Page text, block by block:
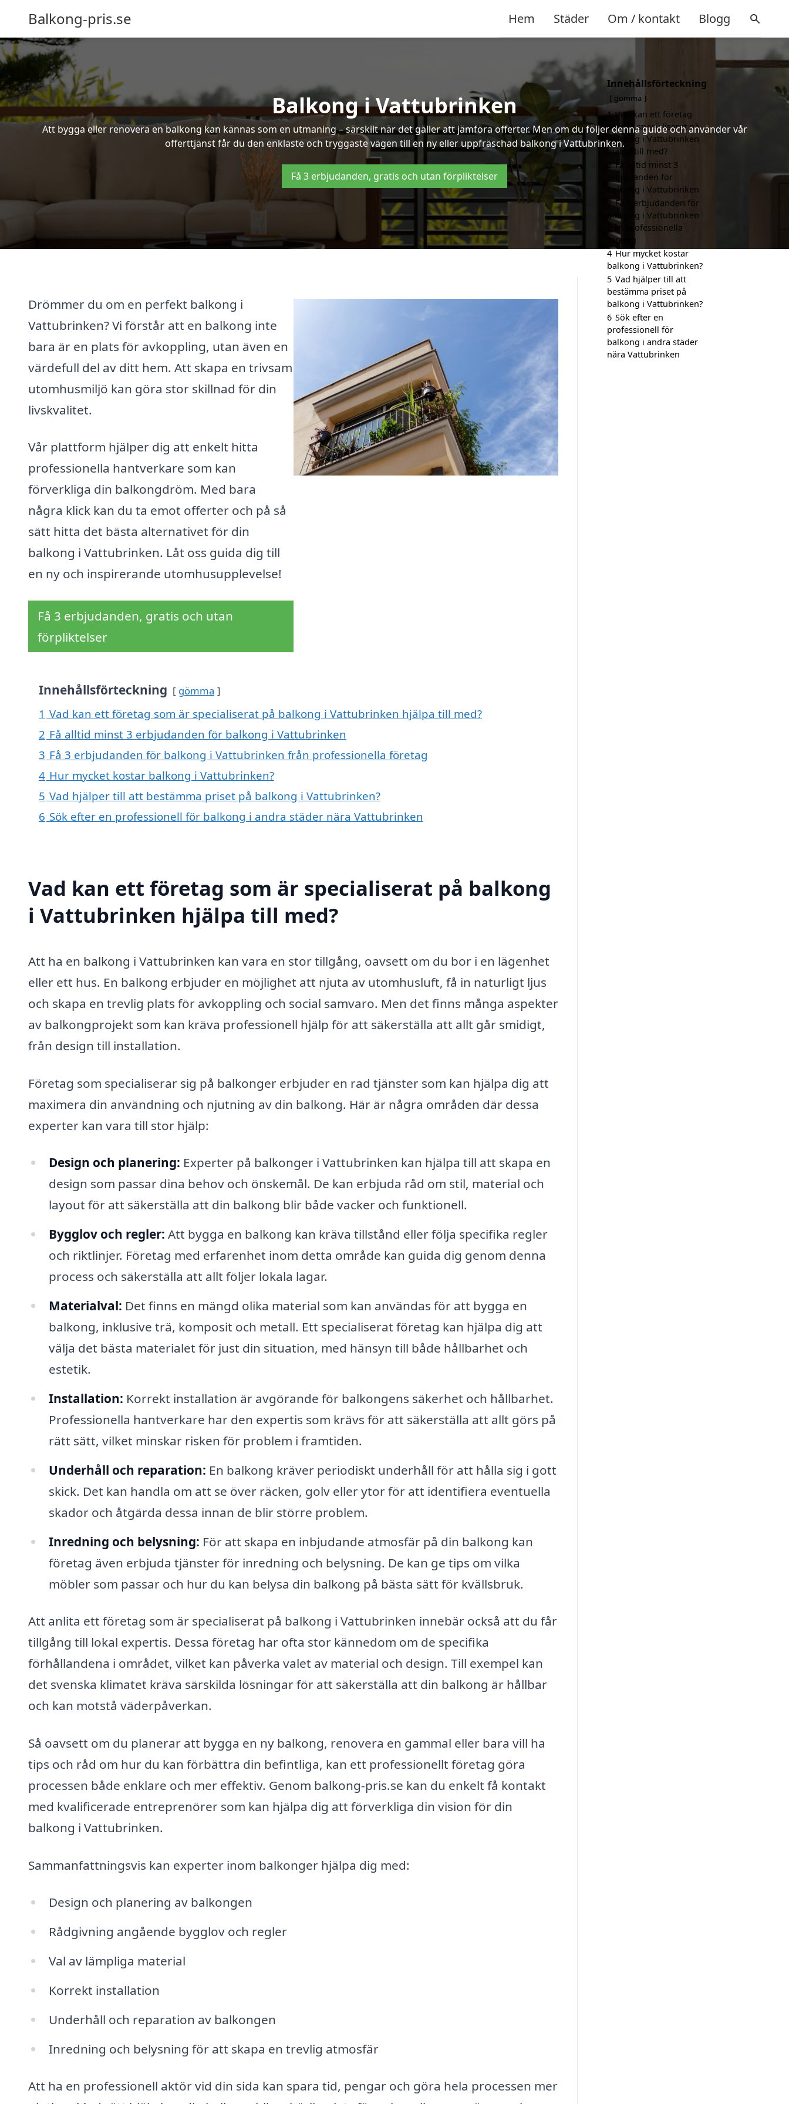
Balkong-pris.se Hem Städer Om / kontakt Blogg
Balkong i Vattubrinken
Att bygga eller renovera en balkong kan kännas som en utmaning – särskilt när det gäller att jämföra offerter. Men om du följer denna guide och använder vår
offerttjänst får du den enklaste och tryggaste vägen till en ny eller uppfräschad balkong i Vattubrinken.
Få 3 erbjudanden, gratis och utan förpliktelser
Drömmer du om en perfekt balkong i
Vattubrinken? Vi förstår att en balkong inte
bara är en plats för avkoppling, utan även en
värdefull del av ditt hem. Att skapa en trivsam
utomhusmiljö kan göra stor skillnad för din
livskvalitet.
Vår plattform hjälper dig att enkelt hitta
professionella hantverkare som kan
förverkliga din balkongdröm. Med bara
några klick kan du ta emot offerter och på så
sätt hitta det bästa alternativet för din
balkong i Vattubrinken. Låt oss guida dig till
en ny och inspirerande utomhusupplevelse!
Få 3 erbjudanden, gratis och utan
förpliktelser
Innehållsförteckning gömma
1 Vad kan ett företag som är specialiserat på balkong i Vattubrinken hjälpa till med?
2 Få alltid minst 3 erbjudanden för balkong i Vattubrinken
3 Få 3 erbjudanden för balkong i Vattubrinken från professionella företag
4 Hur mycket kostar balkong i Vattubrinken?
5 Vad hjälper till att bestämma priset på balkong i Vattubrinken?
6 Sök efter en professionell för balkong i andra städer nära Vattubrinken
Vad kan ett företag som är specialiserat på balkong
i Vattubrinken hjälpa till med?
Att ha en balkong i Vattubrinken kan vara en stor tillgång, oavsett om du bor i en lägenhet
eller ett hus. En balkong erbjuder en möjlighet att njuta av utomhusluft, få in naturligt ljus
och skapa en trevlig plats för avkoppling och social samvaro. Men det finns många aspekter
av balkongprojekt som kan kräva professionell hjälp för att säkerställa att allt går smidigt,
från design till installation.
Företag som specialiserar sig på balkonger erbjuder en rad tjänster som kan hjälpa dig att
maximera din användning och njutning av din balkong. Här är några områden där dessa
experter kan vara till stor hjälp:
Design och planering: Experter på balkonger i Vattubrinken kan hjälpa till att skapa en
design som passar dina behov och önskemål. De kan erbjuda råd om stil, material och
layout för att säkerställa att din balkong blir både vacker och funktionell.
Bygglov och regler: Att bygga en balkong kan kräva tillstånd eller följa specifika regler
och riktlinjer. Företag med erfarenhet inom detta område kan guida dig genom denna
process och säkerställa att allt följer lokala lagar.
Materialval: Det finns en mängd olika material som kan användas för att bygga en
balkong, inklusive trä, komposit och metall. Ett specialiserat företag kan hjälpa dig att
välja det bästa materialet för just din situation, med hänsyn till både hållbarhet och
estetik.
Installation: Korrekt installation är avgörande för balkongens säkerhet och hållbarhet.
Professionella hantverkare har den expertis som krävs för att säkerställa att allt görs på
rätt sätt, vilket minskar risken för problem i framtiden.
Underhåll och reparation: En balkong kräver periodiskt underhåll för att hålla sig i gott
skick. Det kan handla om att se över räcken, golv eller ytor för att identifiera eventuella
skador och åtgärda dessa innan de blir större problem.
Inredning och belysning: För att skapa en inbjudande atmosfär på din balkong kan
företag även erbjuda tjänster för inredning och belysning. De kan ge tips om vilka
möbler som passar och hur du kan belysa din balkong på bästa sätt för kvällsbruk.
Att anlita ett företag som är specialiserat på balkong i Vattubrinken innebär också att du får
tillgång till lokal expertis. Dessa företag har ofta stor kännedom om de specifika
förhållandena i området, vilket kan påverka valet av material och design. Till exempel kan
det svenska klimatet kräva särskilda lösningar för att säkerställa att din balkong är hållbar
och kan motstå väderpåverkan.
Så oavsett om du planerar att bygga en ny balkong, renovera en gammal eller bara vill ha
tips och råd om hur du kan förbättra din befintliga, kan ett professionellt företag göra
processen både enklare och mer effektiv. Genom balkong-pris.se kan du enkelt få kontakt
med kvalificerade entreprenörer som kan hjälpa dig att förverkliga din vision för din
balkong i Vattubrinken.
Sammanfattningsvis kan experter inom balkonger hjälpa dig med:
Design och planering av balkongen
Rådgivning angående bygglov och regler
Val av lämpliga material
Korrekt installation
Underhåll och reparation av balkongen
Inredning och belysning för att skapa en trevlig atmosfär
Att ha en professionell aktör vid din sida kan spara tid, pengar och göra hela processen mer
Innehållsförteckning
gömma
1 Vad kan ett företag
som är specialiserat på
balkong i Vattubrinken
hjälpa till med?
2 Få alltid minst 3
erbjudanden för
balkong i Vattubrinken
3 Få 3 erbjudanden för
balkong i Vattubrinken
från professionella
företag
4 Hur mycket kostar
balkong i Vattubrinken?
5 Vad hjälper till att
bestämma priset på
balkong i Vattubrinken?
6 Sök efter en
professionell för
balkong i andra städer
nära Vattubrinken